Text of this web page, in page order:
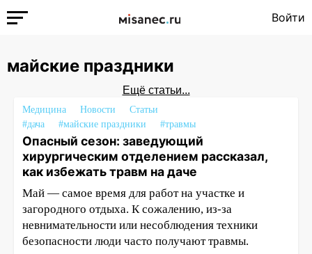
Войти
майские праздники
Ещё статьи...
Медицина Новости
Статьи
#дача
#майские праздники #травмы
Опасный сезон: заведующий
хирургическим отделением рассказал,
как избежать травм на даче
Май — самое время для работ на участке и
загородного отдыха. К сожалению, из-за
невнимательности или несоблюдения техники
безопасности люди часто получают травмы.